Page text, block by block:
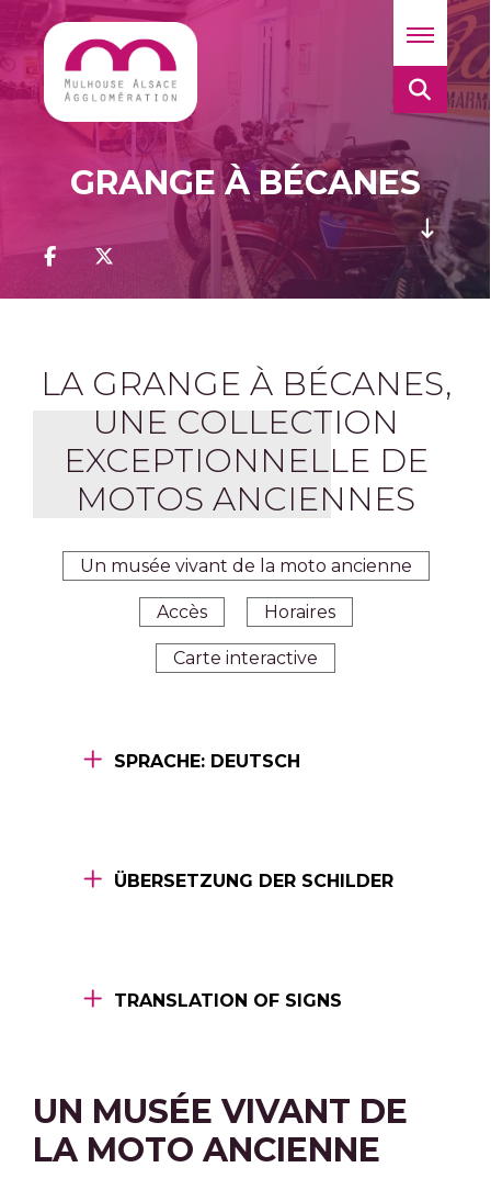
GRANGE À BÉCANES
LA GRANGE À BÉCANES,
UNE COLLECTION
EXCEPTIONNELLE DE
MOTOS ANCIENNES
Un musée vivant de la moto ancienne
Accès Horaires
Carte interactive
SPRACHE: DEUTSCH
ÜBERSETZUNG DER SCHILDER
TRANSLATION OF SIGNS
UN MUSÉE VIVANT DE
LA MOTO ANCIENNE